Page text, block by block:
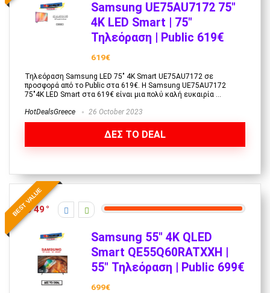
Samsung UE75AU7172 75″
4K LED Smart | 75″
Τηλεόραση | Public 619€
619€
Τηλεόραση Samsung LED 75" 4K Smart UE75AU7172 σε
προσφορά από το Public στα 619€. Η Samsung UE75AU7172
75"4K LED Smart στα 619€ είναι μια πολύ καλή ευκαιρία ...
HotDealsGreece 26 October 2023
ΔΕΣ ΤΟ DEAL
BEST VALUE
49
Samsung 55″ 4K QLED
Smart QE55Q60RATXXH |
55″ Τηλεόραση | Public 699€
699€